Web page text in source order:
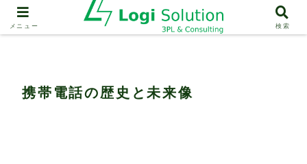
業界動向 携帯電話の歴史と未来像
携帯電話の歴史と未来像
メニュー 検索